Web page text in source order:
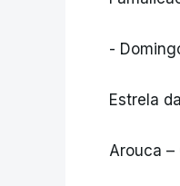
-
Estrela
Arouca –